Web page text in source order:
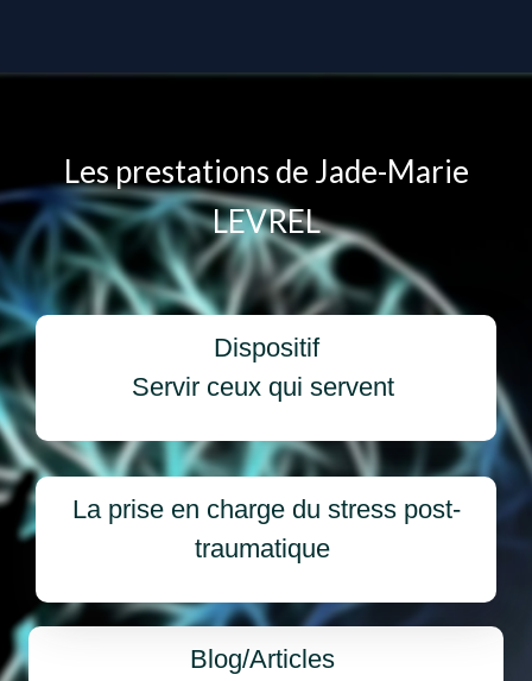
Les prestations de Jade-Marie
LEVREL
Dispositif
Servir ceux qui servent
La prise en charge du stress post-
traumatique
Blog/Articles